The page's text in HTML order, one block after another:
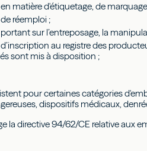
matière d'étiquetage, de
réemploi ;
sur l’entreposage, la
au registre des
sont mis à disposition ;
pour certaines catégories
dispositifs médicaux,
la directive 94/62/CE relative aux